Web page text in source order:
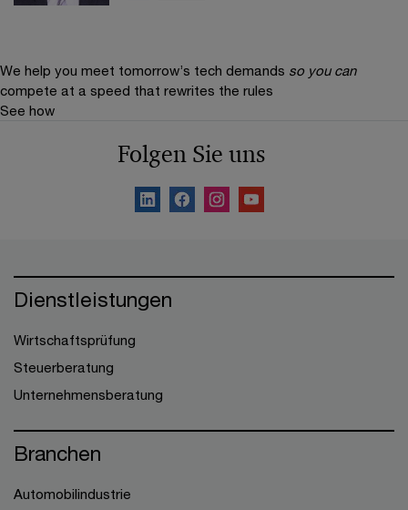
We help you meet tomorrow’s tech demands so you can
compete at a speed that rewrites the rules
See how
Folgen Sie uns
Dienstleistungen
Wirtschaftsprüfung
Steuerberatung
Unternehmensberatung
Branchen
Automobilindustrie